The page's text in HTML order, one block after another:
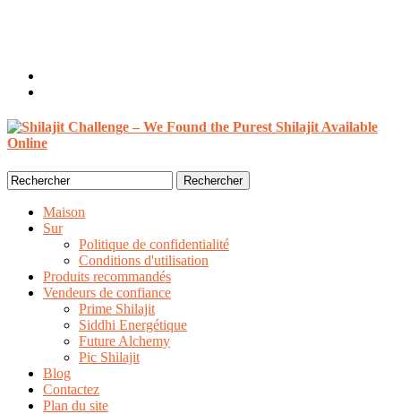
Search
for:
Maison
Sur
Politique de confidentialité
Conditions d'utilisation
Produits recommandés
Vendeurs de confiance
Prime Shilajit
Siddhi Energétique
Future Alchemy
Pic Shilajit
Blog
Contactez
Plan du site